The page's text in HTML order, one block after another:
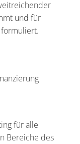
und für
für alle
Bereiche des